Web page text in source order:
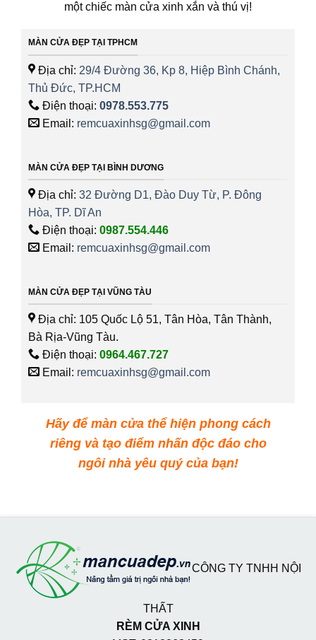
một chiếc màn cửa xinh xắn và thú vị!
MÀN CỬA ĐẸP TẠI TPHCM
Địa chỉ: 29/4 Đường 36, Kp 8, Hiệp Bình Chánh,
Thủ Đức, TP.HCM
Điện thoại: 0978.553.775
Email: remcuaxinhsg@gmail.com
MÀN CỬA ĐẸP TẠI BÌNH DƯƠNG
Địa chỉ: 32 Đường D1, Đào Duy Từ, P. Đông
Hòa, TP. Dĩ An
Điện thoại: 0987.554.446
Email: remcuaxinhsg@gmail.com
MÀN CỬA ĐẸP TẠI VŨNG TÀU
Địa chỉ: 105 Quốc Lộ 51, Tân Hòa, Tân Thành,
Bà Rịa-Vũng Tàu.
Điện thoại: 0964.467.727
Email: remcuaxinhsg@gmail.com
Hãy để màn cửa thể hiện phong cách
riêng và tạo điểm nhấn độc đáo cho
ngôi nhà yêu quý của bạn!
CÔNG TY TNHH NỘI
THẤT
RÈM CỬA XINH